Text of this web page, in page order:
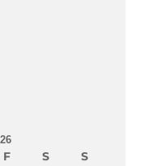
F S
S